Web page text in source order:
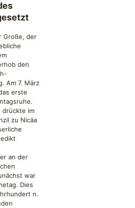
Große, der
den
Am 7. März
erste
drückte im
zu Nicäa
an der
war
Dies
n.